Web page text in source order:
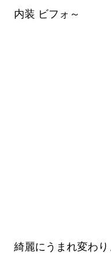
内装 ビフォ～
綺麗にうまれ変わ